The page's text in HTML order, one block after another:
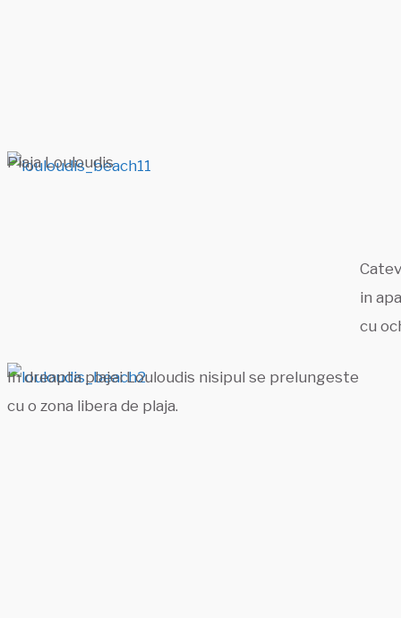
Plaja Louloudis
In dreapta plajei Louloudis nisipul se prelungeste
cu o zona libera de plaja.
in
cu